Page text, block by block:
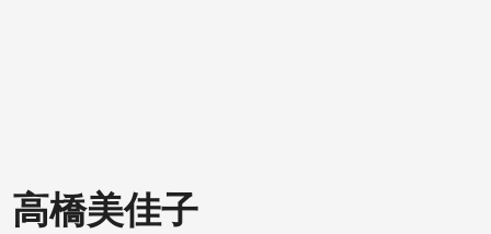
高橋美佳子